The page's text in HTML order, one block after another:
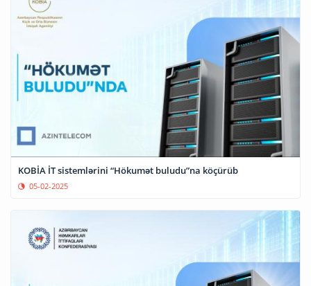
KOBİA İT sistemlərini “Hökumət buludu”na köçürüb
05-02-2025